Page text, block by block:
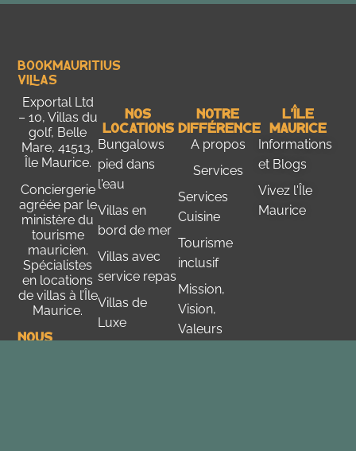
Bookmauritius
Villas
Exportal Ltd
– 10, Villas du
golf, Belle
Mare, 41513,
Île Maurice.
Conciergerie
agréée par le
ministère du
tourisme
mauricien.
Spécialistes
en locations
de villas à l’Île
Maurice.
Nous
Nos
Locations
Bungalows
pied dans
l'eau
Villas en
bord de mer
Villas avec
service repas
Villas de
Luxe
Notre
Différence
A propos
Services
Services
Cuisine
Tourisme
inclusif
Mission,
Vision,
Valeurs
L'Île
Maurice
Informations
et Blogs
Vivez l'Île
Maurice